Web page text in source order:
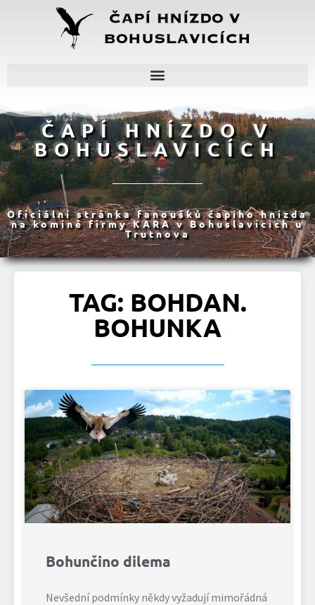
ČAPÍ HNÍZDO V
BOHUSLAVICÍCH
Oficiální stránka fanoušků čapího hnízda
na komíně firmy KARA v Bohuslavicích u
Trutnova
TAG: BOHDAN.
BOHUNKA
Bohunčino dilema
Nevšední podmínky někdy vyžadují mimořádná